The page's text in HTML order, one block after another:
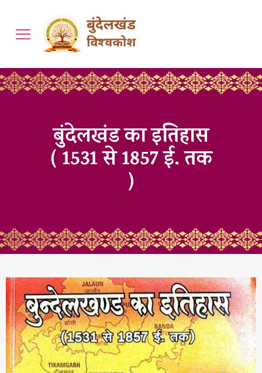
बुंदेलखंड का इतिहास
( 1531 से 1857 ई. तक
)